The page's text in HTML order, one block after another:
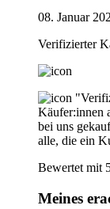
08. Januar
Verifizierter
Käufer:innen
bei uns
alle, die ein
Bewertet mit
Meines